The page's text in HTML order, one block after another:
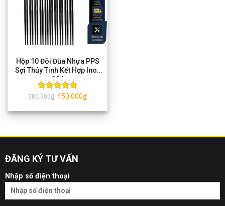
Hộp 10 Đôi Đũa Nhựa PPS
Sợi Thủy Tinh Kết Hợp Inox
304
Được xếp
5 sao
580.000₫ 450.000₫
ĐĂNG KÝ TƯ VẤN
Nhập số điện thoại